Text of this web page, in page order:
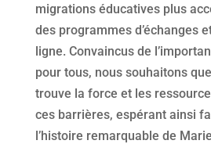
migrations éducatives plus
des programmes d’échanges
ligne. Convaincus de
pour tous, nous souhaitons
trouve la force et les
ces barrières, espérant ainsi
l’histoire remarquable de